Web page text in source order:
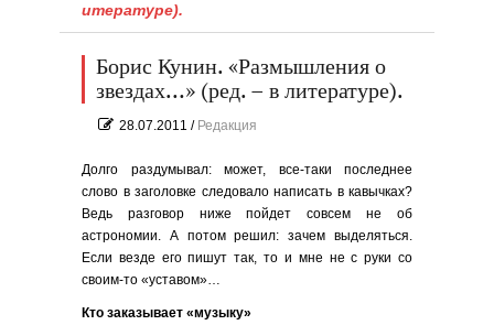
итературе).
Борис Кунин. «Размышления о
звездах…» (ред. – в литературе).
28.07.2011 / Редакция
Долго раздумывал: может, все-таки последнее
слово в заголовке следовало написать в кавычках?
Ведь разговор ниже пойдет совсем не об
астрономии. А потом решил: зачем выделяться.
Если везде его пишут так, то и мне не с руки со
своим-то «уставом»…
Кто заказывает «музыку»